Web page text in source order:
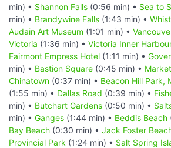
min) • Shannon Falls (0:56 min) • Sea to
min) • Brandywine Falls (1:43 min) •
Audain Art Museum (1:01 min) •
Victoria (1:36 min) • Victoria Inner
Fairmont Empress Hotel (1:11 min) •
min) • Bastion Square (0:45 min) •
Chinatown (0:37 min) • Beacon Hill Park,
(1:55 min) • Dallas Road (0:39 min) •
min) • Butchart Gardens (0:50 min) •
min) • Ganges (1:44 min) • Beddis Beach
Bay Beach (0:30 min) • Jack Foster
Provincial Park (1:24 min) • Salt Spring